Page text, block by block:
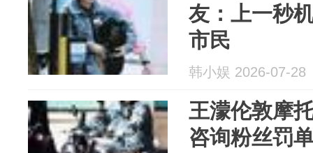
友：上一秒
市民
韩小娱 2026-07-28
王濛伦敦摩
咨询粉丝罚